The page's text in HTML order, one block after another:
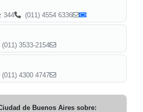
344
(011) 4554 6336
(011) 3533-2154
(011) 4300 4747
de Buenos Aires sobre: